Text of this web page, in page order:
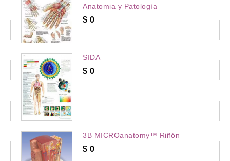
Anatomia y Patología
$ 0
SIDA
$ 0
3B MICROanatomy™ Riñón
$ 0